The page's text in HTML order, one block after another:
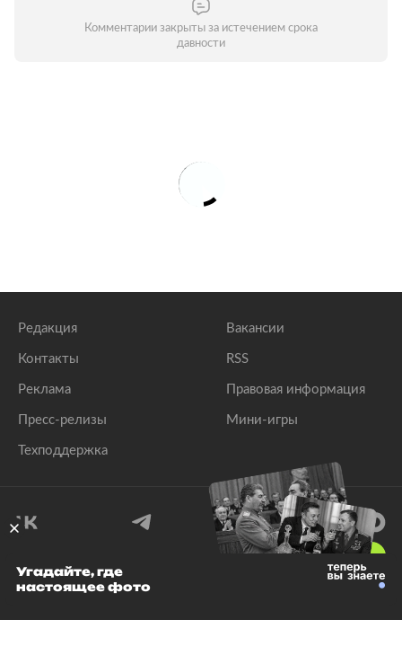
Комментарии закрыты за истечением срока
давности
Редакция
Контакты
Реклама
Пресс-релизы
Техподдержка
Вакансии
RSS
Правовая информация
Мини-игры
© 1999–2026 Все права защищены.
Угадайте, где
настоящее фото